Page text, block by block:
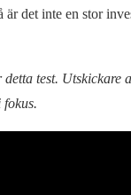
det inte en stor
test.